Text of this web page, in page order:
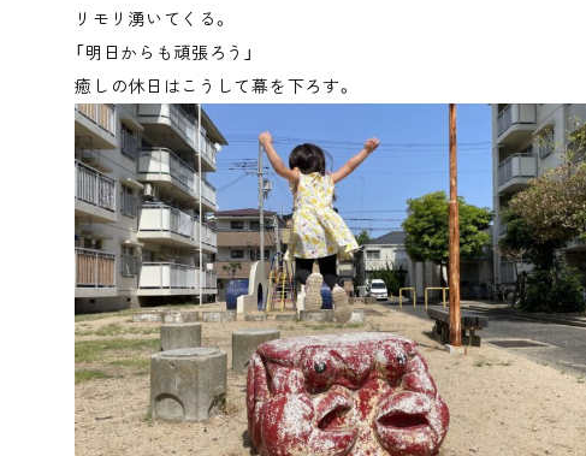
リモリ湧いてくる。
「明日からも頑張ろう」
癒しの休日はこうして幕を下ろす。